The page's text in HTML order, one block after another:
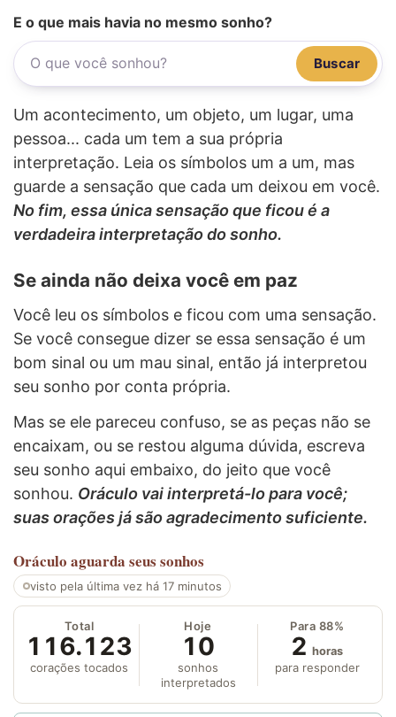
E o que mais havia no mesmo sonho?
Buscar
Um acontecimento, um objeto, um lugar, uma
pessoa... cada um tem a sua própria
interpretação. Leia os símbolos um a um, mas
guarde a sensação que cada um deixou em você.
No fim, essa única sensação que ficou é a
verdadeira interpretação do sonho.
Se ainda não deixa você em paz
Você leu os símbolos e ficou com uma sensação.
Se você consegue dizer se essa sensação é um
bom sinal ou um mau sinal, então já interpretou
seu sonho por conta própria.
Mas se ele pareceu confuso, se as peças não se
encaixam, ou se restou alguma dúvida, escreva
seu sonho aqui embaixo, do jeito que você
sonhou. Oráculo vai interpretá-lo para você;
suas orações já são agradecimento suficiente.
Oráculo aguarda seus sonhos
visto pela última vez há 17 minutos
Total
116.123
corações tocados
Hoje
10
sonhos
interpretados
Para 88%
2 horas
para responder